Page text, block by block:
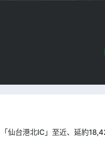
仙台港北IC」至近、延約